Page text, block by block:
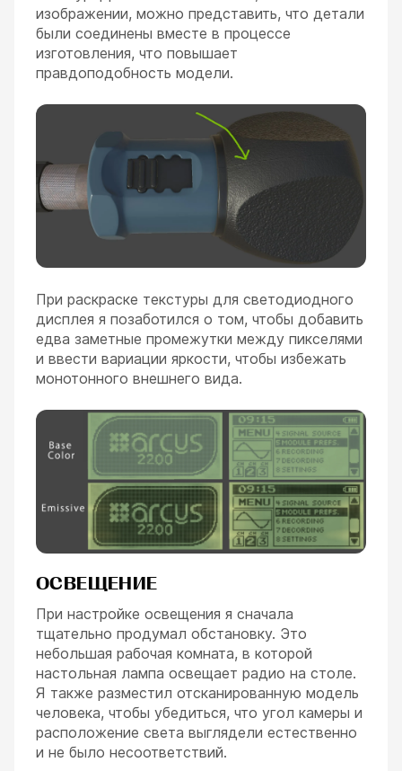
изображении, можно представить, что детали
были соединены вместе в процессе
изготовления, что повышает
правдоподобность модели.
При раскраске текстуры для светодиодного
дисплея я позаботился о том, чтобы добавить
едва заметные промежутки между пикселями
и ввести вариации яркости, чтобы избежать
монотонного внешнего вида.
ОСВЕЩЕНИЕ
При настройке освещения я сначала
тщательно продумал обстановку. Это
небольшая рабочая комната, в которой
настольная лампа освещает радио на столе.
Я также разместил отсканированную модель
человека, чтобы убедиться, что угол камеры и
расположение света выглядели естественно
и не было несоответствий.